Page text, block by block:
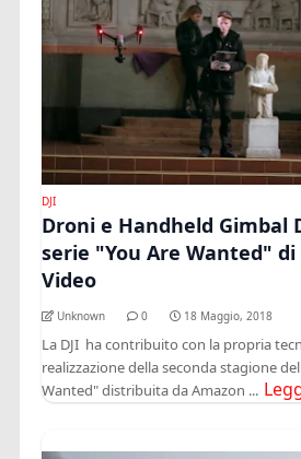
DJI
Droni e Handheld Gimbal
serie "You Are Wanted"
Video
Unknown 0 18 Maggio, 2018
La DJI ha contribuito con la propria
realizzazione della seconda stagione
Wanted" distribuita da Amazon ...